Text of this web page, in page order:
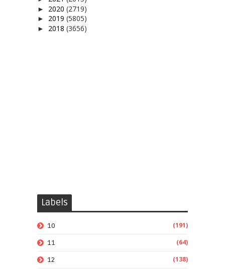
► 2020 (2719)
► 2019 (5805)
► 2018 (3656)
Labels
10 (191)
11 (64)
12 (138)